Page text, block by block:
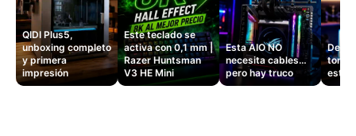
QIDI Plus5,
unboxing completo
y primera
impresión
Este teclado se
activa con 0,1 mm |
Razer Huntsman
V3 HE Mini
Esta AIO NO
necesita cables…
pero hay truco
Dejé
este